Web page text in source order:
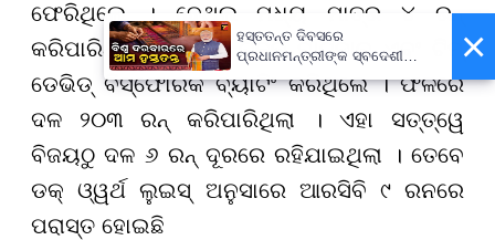
ଫେରିଥିଲେ । ବେଥଲ ମଧ୍ୟ ମାତ୍ର ୪ ରନ୍
କରିପାରିଥିଲେ । କିନ୍ତୁ ରଜତ ପାଟିଦାର ଏବଂ ଟିମ୍
ଡେଭିଡ୍ ବିସ୍ଫୋରକ ବ୍ୟାଟିଂ କରିଥିଲେ । ଫଳରେ
ଦଳ ୨୦୩ ରନ୍ କରିପାରିଥିଲା । ଏହା ସତ୍ତ୍ୱେ
ବିଜୟଠୁ ଦଳ ୬ ରନ୍ ଦୂରରେ ରହିଯାଇଥିଲା । ତେବେ
ଡକ୍ ଓ୍ୱର୍ଥ ଲୁଇସ୍ ଅନୁସାରେ ଆରସିବି ୯ ରନରେ
ପରାସ୍ତ ହୋଇଛି
×
ହସ୍ତତନ୍ତ ଦିବସରେ
ପ୍ରଧାନମନ୍ତ୍ରୀଙ୍କ ସ୍ବଦେଶୀ
ଆହ୍ବାନ